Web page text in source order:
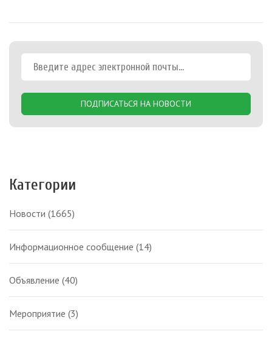
ПОДПИСАТЬСЯ НА НОВОСТИ
Категории
Новости (1665)
Информационное сообщение (14)
Объявление (40)
Мероприятие (3)